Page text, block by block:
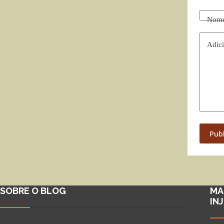
SOBRE O BLOG